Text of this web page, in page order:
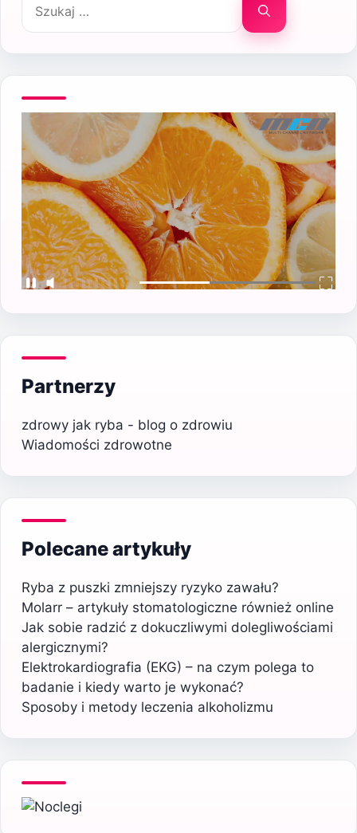
Partnerzy
zdrowy jak ryba - blog o zdrowiu
Wiadomości zdrowotne
Polecane artykuły
Ryba z puszki zmniejszy ryzyko zawału?
Molarr – artykuły stomatologiczne również online
Jak sobie radzić z dokuczliwymi dolegliwościami
alergicznymi?
Elektrokardiografia (EKG) – na czym polega to
badanie i kiedy warto je wykonać?
Sposoby i metody leczenia alkoholizmu